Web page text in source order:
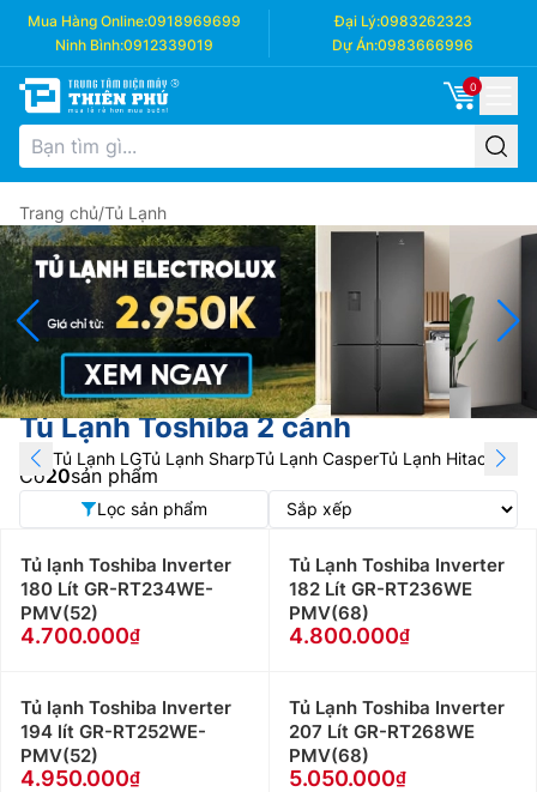
Mua Hàng Online:0918969699 Đại Lý:0983262323
Ninh Bình:0912339019 Dự Án:0983666996
0
Trang chủ/Tủ Lạnh
Tủ Lạnh Toshiba 2 cánh
Tủ Lạnh LGTủ Lạnh SharpTủ Lạnh CasperTủ Lạnh HitachiTủ
Có20sản phẩm
Lọc sản phẩm
Tủ lạnh Toshiba Inverter
180 Lít GR-RT234WE-
PMV(52)
4.700.000
Tủ Lạnh Toshiba Inverter
182 Lít GR-RT236WE
PMV(68)
4.800.000
Tủ lạnh Toshiba Inverter
194 lít GR-RT252WE-
PMV(52)
4.950.000
Tủ Lạnh Toshiba Inverter
207 Lít GR-RT268WE
PMV(68)
5.050.000